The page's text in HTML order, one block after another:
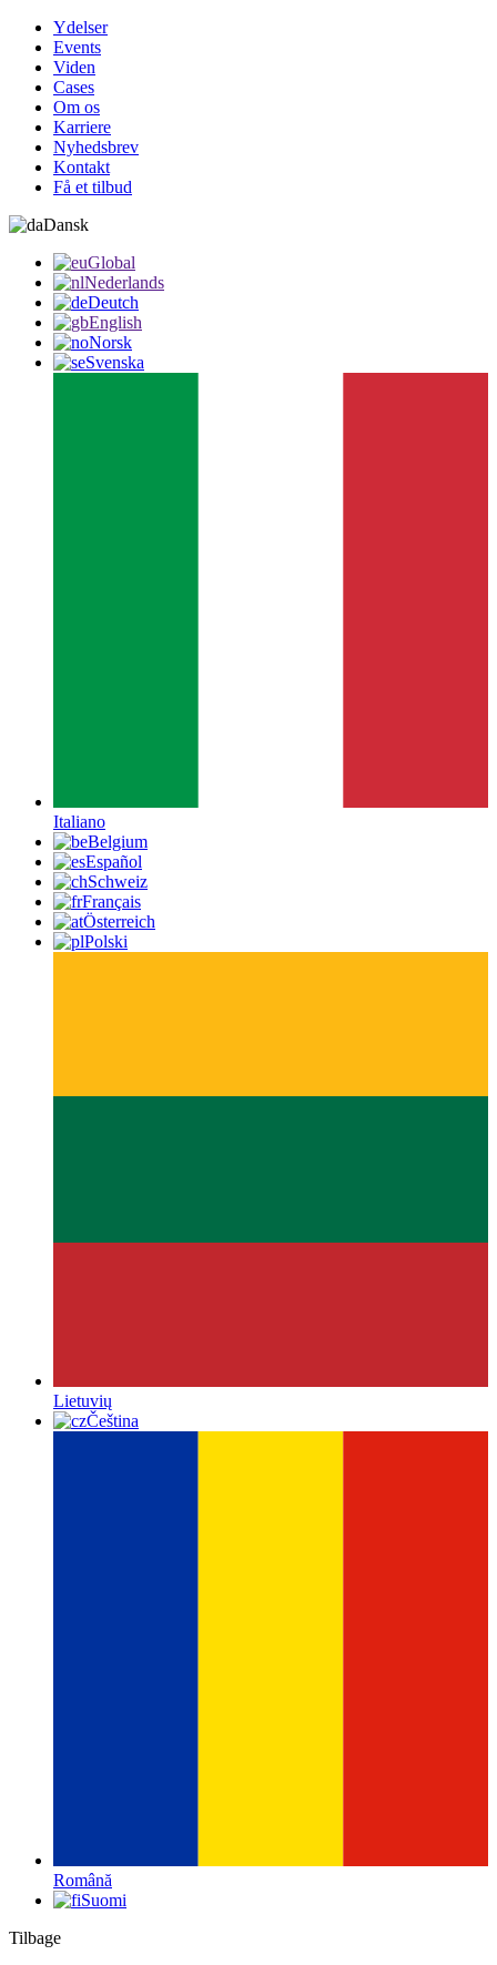
Ydelser
Events
Viden
Cases
Om os
Karriere
Nyhedsbrev
Kontakt
Få et tilbud
Dansk
Global
Nederlands
Deutch
English
Norsk
Svenska
Italiano
Belgium
Español
Schweiz
Français
Österreich
Polski
Lietuvių
Čeština
Română
Suomi
Tilbage